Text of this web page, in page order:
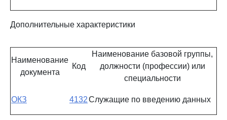
Дополнительные характеристики
Наименование
документа
Код
Наименование базовой группы,
должности (профессии) или
специальности
ОКЗ 4132Служащие по введению данных